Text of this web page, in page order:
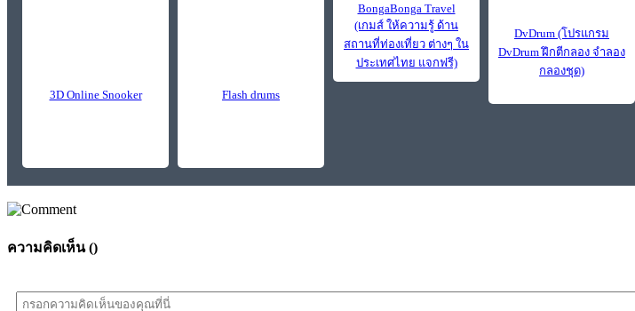
3D Online Snooker Flash drums
BongaBonga Travel
(เกมส์ ให้ความรู้ ด้าน
สถานที่ท่องเที่ยว ต่างๆ ใน
ประเทศไทย แจกฟรี)
DvDrum (โปรแกรม
DvDrum ฝึกตีกลอง จำลอง
กลองชุด)
ความคิดเห็น ()